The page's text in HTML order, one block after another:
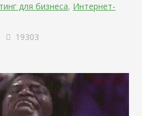
для бизнеса, Интернет-
19303